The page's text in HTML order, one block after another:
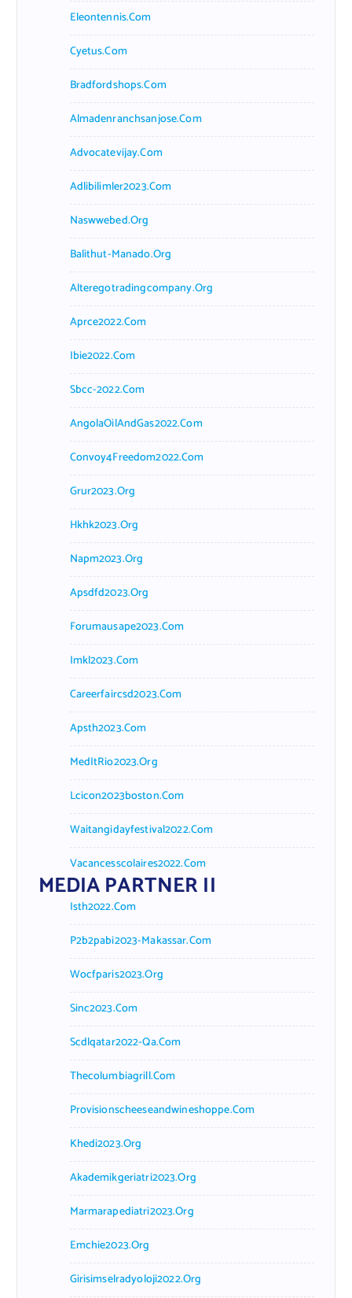
Eleontennis.com
Cyetus.com
Bradfordshops.com
Almadenranchsanjose.com
Advocatevijay.com
Adlibilimler2023.com
Naswwebed.org
Balithut-Manado.org
Alteregotradingcompany.org
Aprce2022.com
Ibie2022.com
Sbcc-2022.com
AngolaOilAndGas2022.com
Convoy4Freedom2022.com
Grur2023.org
Hkhk2023.org
Napm2023.org
Apsdfd2023.org
Forumausape2023.com
Imkl2023.com
Careerfaircsd2023.com
Apsth2023.com
MedItRio2023.org
Lcicon2023boston.com
Waitangidayfestival2022.com
Vacancesscolaires2022.com
MEDIA PARTNER II
Isth2022.com
P2b2pabi2023-Makassar.com
Wocfparis2023.org
Sinc2023.com
Scdlqatar2022-Qa.com
Thecolumbiagrill.com
Provisionscheeseandwineshoppe.com
Khedi2023.org
Akademikgeriatri2023.org
Marmarapediatri2023.org
Emchie2023.org
Girisimselradyoloji2022.org